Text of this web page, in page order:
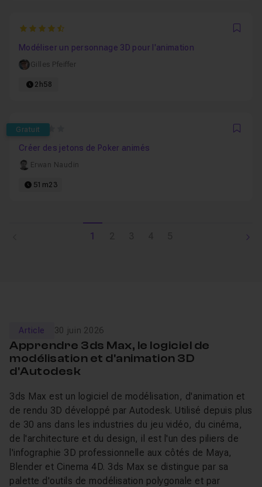
4.8
Modéliser un personnage 3D pour l'animation
Gilles Pfeiffer
2h58
Gratuit
0
Créer des jetons de Poker animés
Erwan Naudin
51m23
1
Article 30 juin 2026
Apprendre 3ds Max, le logiciel de
modélisation et d'animation 3D
d'Autodesk
3ds Max est un logiciel de modélisation, d'animation et
de rendu 3D développé par Autodesk. Utilisé depuis plus
de 30 ans dans les industries du jeu vidéo, du cinéma,
de l'architecture et du design, il est l'un des piliers de
l'infographie 3D professionnelle aux côtés de Maya,
Blender et Cinema 4D. 3ds Max se distingue par sa
palette d'outils de modélisation polygonale et par